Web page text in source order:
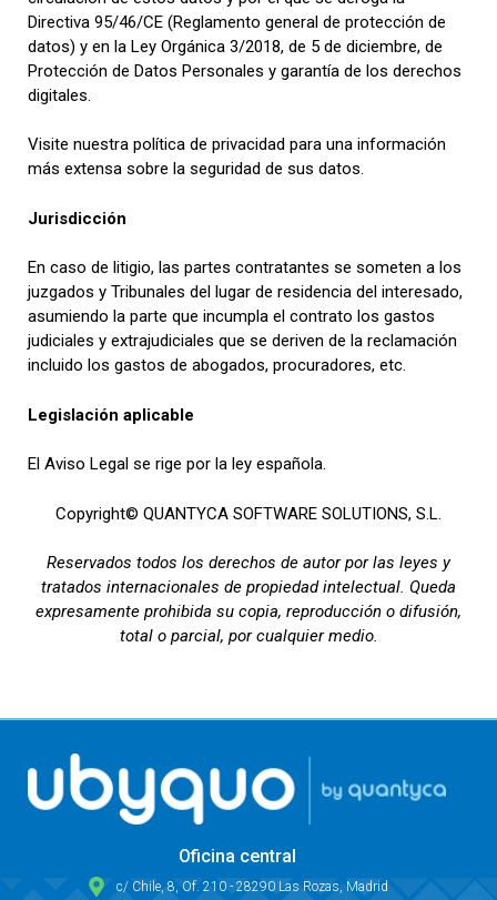
Directiva 95/46/CE (Reglamento general de protección de
datos) y en la Ley Orgánica 3/2018, de 5 de diciembre, de
Protección de Datos Personales y garantía de los derechos
digitales.
Visite nuestra política de privacidad para una información
más extensa sobre la seguridad de sus datos.
Jurisdicción
En caso de litigio, las partes contratantes se someten a los
juzgados y Tribunales del lugar de residencia del interesado,
asumiendo la parte que incumpla el contrato los gastos
judiciales y extrajudiciales que se deriven de la reclamación
incluido los gastos de abogados, procuradores, etc.
Legislación aplicable
El Aviso Legal se rige por la ley española.
Copyright© QUANTYCA SOFTWARE SOLUTIONS, S.L.
Reservados todos los derechos de autor por las leyes y
tratados internacionales de propiedad intelectual. Queda
expresamente prohibida su copia, reproducción o difusión,
total o parcial, por cualquier medio.
Oficina central
c/ Chile, 8, Of. 210 - 28290 Las Rozas, Madrid